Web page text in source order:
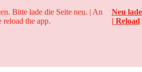
Jahre
Bitte lade die Seite neu. | An
reload the app.
Neu
| Reload